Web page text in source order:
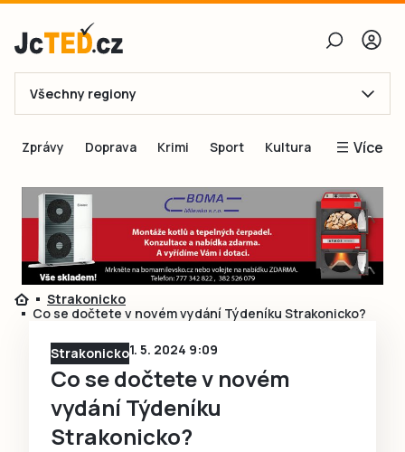
E-mail
Obnovit heslo
Přihlásit se
Přihlásit se přes Facebook
Ještě nemám účet, chci se
Všechny regiony
Zprávy Doprava Krimi Sport Kultura Více
Blogy
Inspirace
Čtenáři píší
Speciální přílohy
Strakonicko
Co se dočtete v novém vydání Týdeníku Strakonicko?
Strakonicko1. 5. 2024 9:09
Co se dočtete v novém
vydání Týdeníku
Strakonicko?